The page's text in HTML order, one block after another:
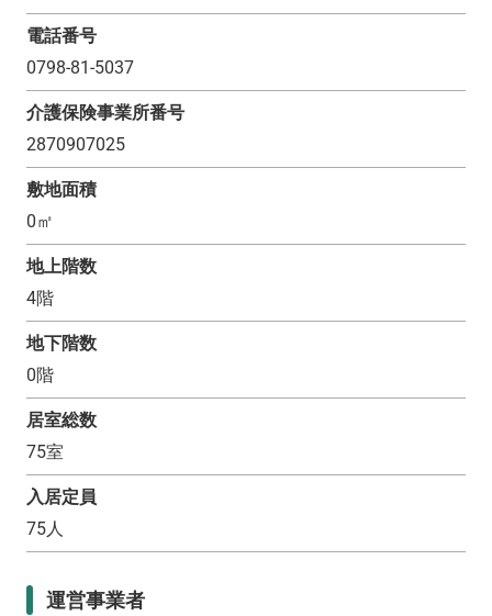
電話番号
0798-81-5037
介護保険事業所番号
2870907025
敷地面積
0㎡
地上階数
4階
地下階数
0階
居室総数
75室
入居定員
75人
運営事業者